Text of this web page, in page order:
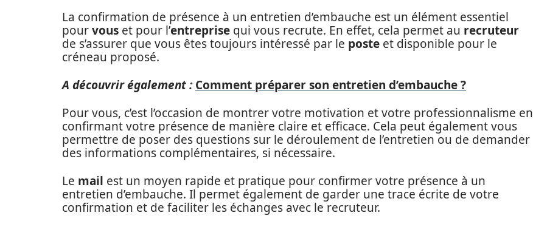
La confirmation de présence à un entretien d’embauche est un élément essentiel
pourvous et pour l’entreprise qui vous recrute. En effet, cela permet au recruteur
de s’assurer que vous êtes toujours intéressé par le poste et disponible pour le
créneau proposé.
A découvrir également : Comment préparer son entretien d’embauche ?
Pour vous, c’est l’occasion de montrer votre motivation et votre professionnalisme en
confirmant votre présence de manière claire et efficace. Cela peut également vous
permettre de poser des questions sur le déroulement de l’entretien ou de demander
des informations complémentaires, si nécessaire.
Le mail est un moyen rapide et pratique pour confirmer votre présence à un
entretien d’embauche. Il permet également de garder une trace écrite de votre
confirmation et de faciliter les échanges avec le recruteur.